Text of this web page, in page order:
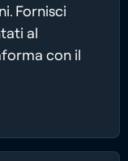
Fornisci
al
con il